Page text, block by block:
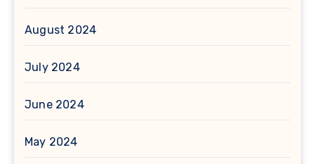
August 2024
July 2024
June 2024
May 2024